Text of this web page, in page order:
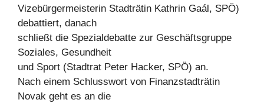
Vizebürgermeisterin Stadträtin Kathrin Gaál, SPÖ)
debattiert, danach
schließt die Spezialdebatte zur Geschäftsgruppe
Soziales, Gesundheit
und Sport (Stadtrat Peter Hacker, SPÖ) an.
Nach einem Schlusswort von Finanzstadträtin
Novak geht es an die